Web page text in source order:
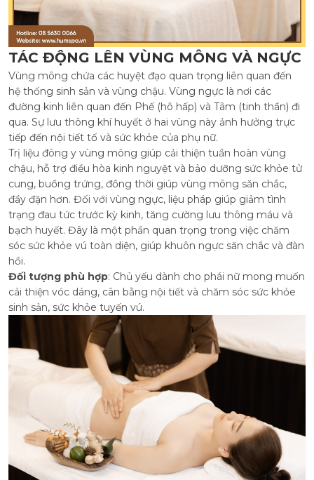
TÁC ĐỘNG LÊN VÙNG MÔNG VÀ NGỰC
Vùng mông chứa các huyệt đạo quan trọng liên quan đến
hệ thống sinh sản và vùng chậu. Vùng ngực là nơi các
đường kinh liên quan đến Phế (hô hấp) và Tâm (tinh thần) đi
qua. Sự lưu thông khí huyết ở hai vùng này ảnh hưởng trực
tiếp đến nội tiết tố và sức khỏe của phụ nữ.
Trị liệu đông y vùng mông giúp cải thiện tuần hoàn vùng
chậu, hỗ trợ điều hòa kinh nguyệt và bảo dưỡng sức khỏe tử
cung, buồng trứng, đồng thời giúp vùng mông săn chắc,
đầy đặn hơn. Đối với vùng ngực, liệu pháp giúp giảm tình
trạng đau tức trước kỳ kinh, tăng cường lưu thông máu và
bạch huyết. Đây là một phần quan trọng trong việc chăm
sóc sức khỏe vú toàn diện, giúp khuôn ngực săn chắc và đàn
hồi.
Đối tượng phù hợp: Chủ yếu dành cho phái nữ mong muốn
cải thiện vóc dáng, cân bằng nội tiết và chăm sóc sức khỏe
sinh sản, sức khỏe tuyến vú.